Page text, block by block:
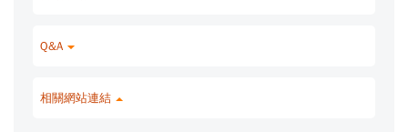
Q&A
相關網站連結